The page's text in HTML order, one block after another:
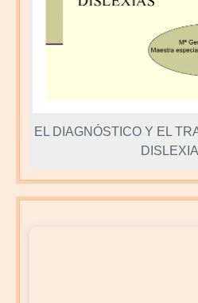
EL DIAGNÓSTICO Y EL